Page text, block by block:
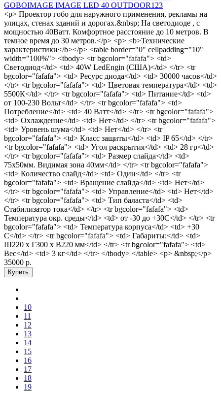
GOBOIMAGE IMAGE LED 40 OUTDOOR123
<p> Проектор гобо для наружного применения, рекламы на
улицах, стенах зданий и дорогах.&nbsp; На светодиоде , с
мощностью 40Ватт. Комфортное расстояние до 10 метров. В
темное время до 30 метров.</p> <p> <b>Технические
характеристики</b></p> <table border="0" cellpadding="10"
width="100%"> <tbody> <tr bgcolor="fafafa"> <td>
Светодиод</td> <td> 40W LedEngin (США)</td> </tr> <tr
bgcolor="fafafa"> <td> Ресурс диода</td> <td> 30000 часов</td>
</tr> <tr bgcolor="fafafa"> <td> Цветовая температура</td> <td>
5500К</td> </tr> <tr bgcolor="fafafa"> <td> Питание</td> <td>
от 100-230 Вольт</td> </tr> <tr bgcolor="fafafa"> <td>
Потребление</td> <td> 40 Ватт</td> </tr> <tr bgcolor="fafafa">
<td> Охлаждение</td> <td> Нет</td> </tr> <tr bgcolor="fafafa">
<td> Уровень шума</td> <td> Нет</td> </tr> <tr
bgcolor="fafafa"> <td> Класс защиты</td> <td> IP 65</td> </tr>
<tr bgcolor="fafafa"> <td> Угол раскрытия</td> <td> 28 гр</td>
</tr> <tr bgcolor="fafafa"> <td> Размер слайда</td> <td>
75х50мм. Видимая зона 40мм</td> </tr> <tr bgcolor="fafafa">
<td> Количество слайд</td> <td> Один</td> </tr> <tr
bgcolor="fafafa"> <td> Вращение слайда</td> <td> Нет</td>
</tr> <tr bgcolor="fafafa"> <td> Управление</td> <td> Нет</td>
</tr> <tr bgcolor="fafafa"> <td> Тип баласта</td> <td>
Стабилизатор тока</td> </tr> <tr bgcolor="fafafa"> <td>
Температура окр. среды</td> <td> от -30 до +30С</td> </tr> <tr
bgcolor="fafafa"> <td> Температура корпуса</td> <td> +30
С</td> </tr> <tr bgcolor="fafafa"> <td> Габариты:</td> <td>
Ш220 х Г300 х В220 мм</td> </tr> <tr bgcolor="fafafa"> <td>
Вес</td> <td> 3 кг</td> </tr> </tbody> </table> <p> &nbsp;</p>
35000 р.
10
11
12
13
14
15
16
17
18
19